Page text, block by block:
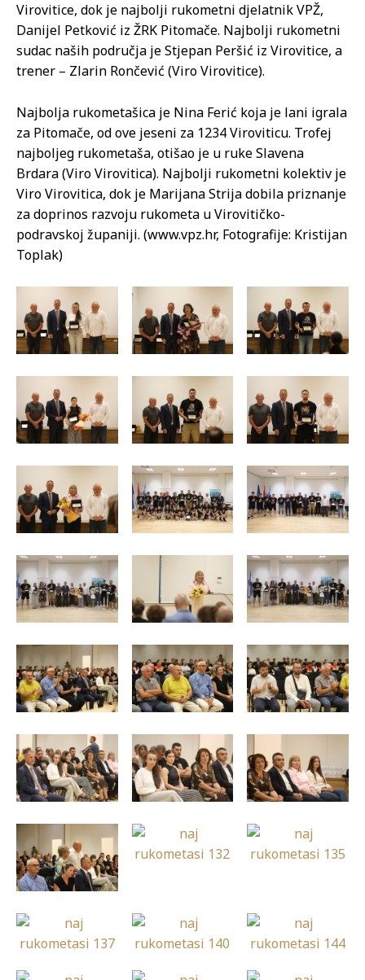
Virovitice, dok je najbolji rukometni djelatnik VPŽ,
Danijel Petković iz ŽRK Pitomače. Najbolji rukometni
sudac naših područja je Stjepan Peršić iz Virovitice, a
trener – Zlarin Rončević (Viro Virovitice).
Najbolja rukometašica je Nina Ferić koja je lani igrala
za Pitomače, od ove jeseni za 1234 Viroviticu. Trofej
najboljeg rukometaša, otišao je u ruke Slavena
Brdara (Viro Virovitica). Najbolji rukometni kolektiv je
Viro Virovitica, dok je Marijana Strija dobila priznanje
za doprinos razvoju rukometa u Virovitičko-
podravskoj županiji. (www.vpz.hr, Fotografije: Kristijan
Toplak)